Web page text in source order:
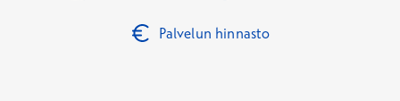
Palvelun hinnasto